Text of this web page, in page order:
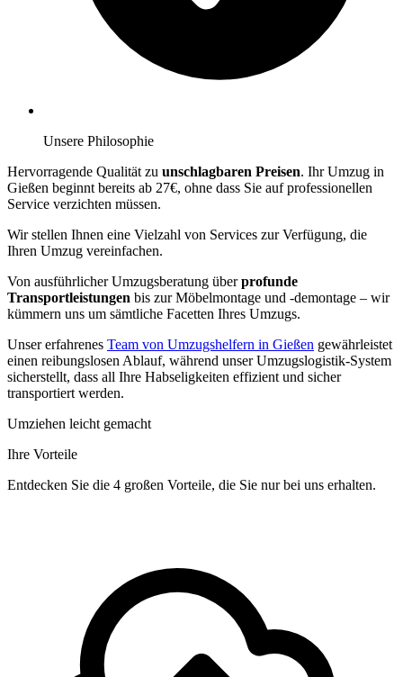
Unsere Philosophie
Hervorragende Qualität zu unschlagbaren Preisen. Ihr Umzug in
Gießen beginnt bereits ab 27€, ohne dass Sie auf professionellen
Service verzichten müssen.
Wir stellen Ihnen eine Vielzahl von Services zur Verfügung, die
Ihren Umzug vereinfachen.
Von ausführlicher Umzugsberatung überprofunde
Transportleistungen bis zur Möbelmontage und -demontage – wir
kümmern uns um sämtliche Facetten Ihres Umzugs.
Unser erfahrenes Team von Umzugshelfern in Gießen gewährleistet
einen reibungslosen Ablauf, während unser Umzugslogistik-System
sicherstellt, dass all Ihre Habseligkeiten effizient und sicher
transportiert werden.
Umziehen leicht gemacht
Ihre Vorteile
Entdecken Sie die 4 großen Vorteile, die Sie nur bei uns erhalten.